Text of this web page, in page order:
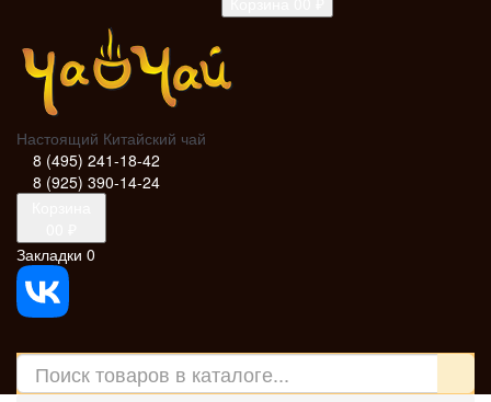
Настоящий Китайский чай
8 (495) 241-18-42
8 (925) 390-14-24
Закладки 0